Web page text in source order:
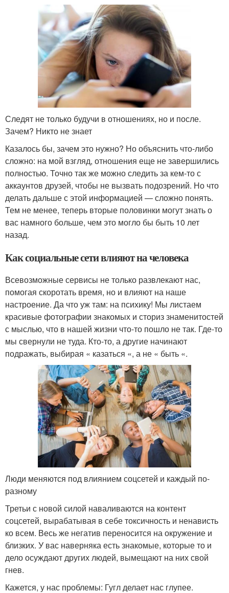
Следят не только будучи в отношениях, но и после.
Зачем? Никто не знает
Казалось бы, зачем это нужно? Но объяснить что-либо
сложно: на мой взгляд, отношения еще не завершились
полностью. Точно так же можно следить за кем-то с
аккаунтов друзей, чтобы не вызвать подозрений. Но что
делать дальше с этой информацией — сложно понять.
Тем не менее, теперь вторые половинки могут знать о
вас намного больше, чем это могло бы быть 10 лет
назад.
Как социальные сети влияют на человека
Всевозможные сервисы не только развлекают нас,
помогая скоротать время, но и влияют на наше
настроение. Да что уж там: на психику! Мы листаем
красивые фотографии знакомых и сториз знаменитостей
с мыслью, что в нашей жизни что-то пошло не так. Где-то
мы свернули не туда. Кто-то, а другие начинают
подражать, выбирая « казаться «, а не « быть «.
Люди меняются под влиянием соцсетей и каждый по-
разному
Третьи с новой силой наваливаются на контент
соцсетей, вырабатывая в себе токсичность и ненависть
ко всем. Весь же негатив переносится на окружение и
близких. У вас наверняка есть знакомые, которые то и
дело осуждают других людей, вымещают на них свой
гнев.
Кажется, у нас проблемы: Гугл делает нас глупее.